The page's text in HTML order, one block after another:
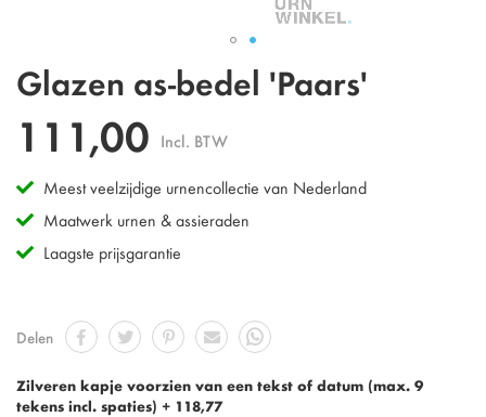
naar
begin
van
afbeeldingen-
gallerij
Glazen as-bedel 'Paars'
111,00 Incl. BTW
Meest veelzijdige urnencollectie van Nederland
Maatwerk urnen & assieraden
Laagste prijsgarantie
Delen
Zilveren kapje voorzien van een tekst of datum (max. 9
tekens incl. spaties) + 118,77